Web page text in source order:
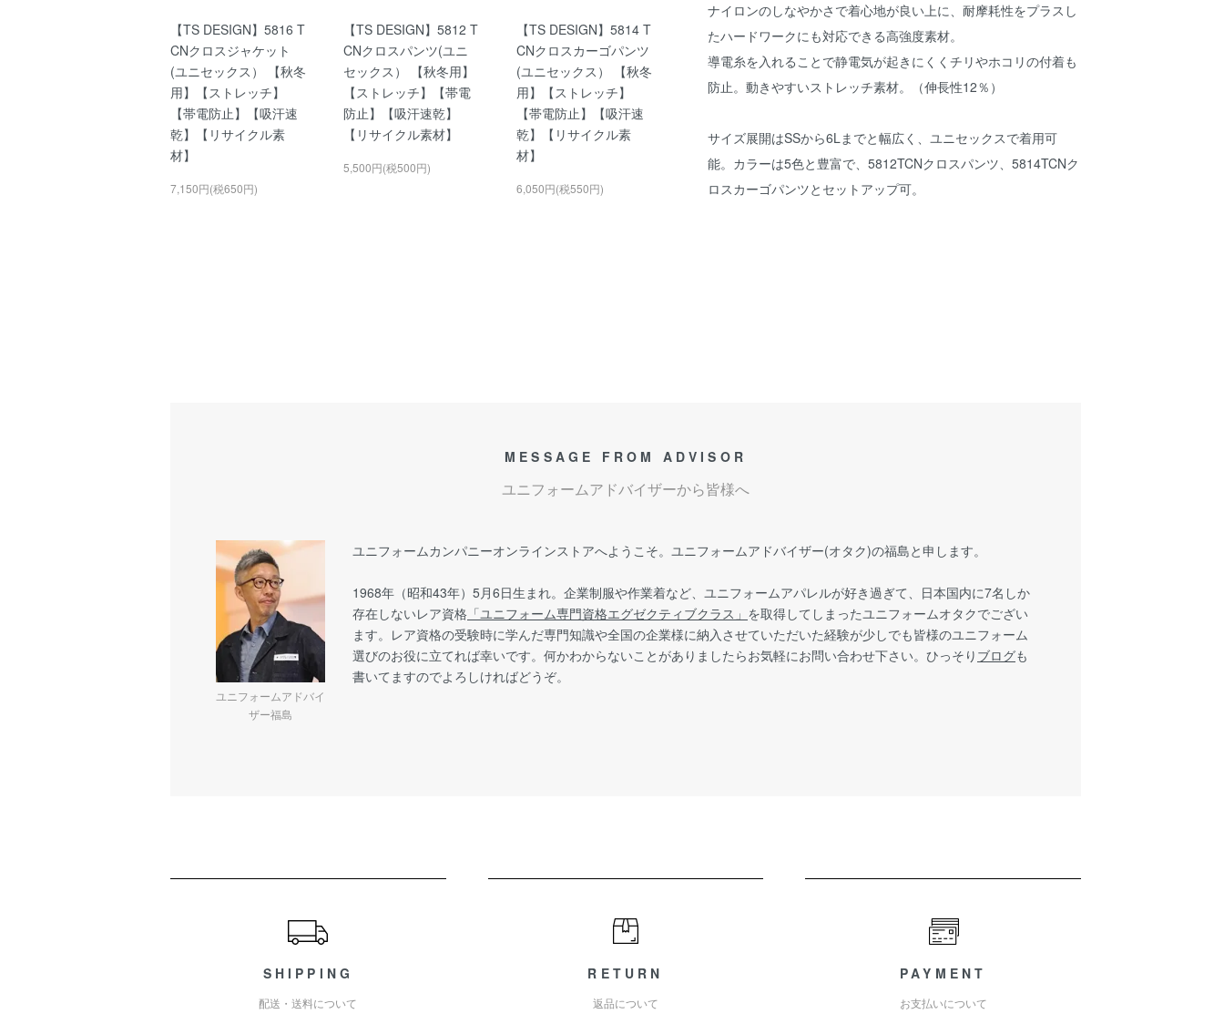
ナイロンのしなやかさで着心地が良い上に、耐摩耗性をプラスし
たハードワークにも対応できる高強度素材。
導電糸を入れることで静電気が起きにくくチリやホコリの付着も
防止。動きやすいストレッチ素材。（伸長性12％）
サイズ展開はSSから6Lまでと幅広く、ユニセックスで着用可
能。カラーは5色と豊富で、5812TCNクロスパンツ、5814TCNク
ロスカーゴパンツとセットアップ可。
【TS DESIGN】5816 T
CNクロスジャケット
(ユニセックス） 【秋冬
用】【ストレッチ】
【帯電防止】【吸汗速
乾】【リサイクル素
材】
7,150円(税650円)
【TS DESIGN】5812 T
CNクロスパンツ(ユニ
セックス） 【秋冬用】
【ストレッチ】【帯電
防止】【吸汗速乾】
【リサイクル素材】
5,500円(税500円)
【TS DESIGN】5814 T
CNクロスカーゴパンツ
(ユニセックス） 【秋冬
用】【ストレッチ】
【帯電防止】【吸汗速
乾】【リサイクル素
材】
6,050円(税550円)
MESSAGE FROM ADVISOR
ユニフォームアドバイザーから皆様へ
ユニフォームアドバイ
ザー福島
ユニフォームカンパニーオンラインストアへようこそ。ユニフォームアドバイザー(オタク)の福島と申します。
1968年（昭和43年）5月6日生まれ。企業制服や作業着など、ユニフォームアパレルが好き過ぎて、日本国内に7名しか
存在しないレア資格 「ユニフォーム専門資格エグゼクティブクラス」 を取得してしまったユニフォームオタクでござい
ます。レア資格の受験時に学んだ専門知識や全国の企業様に納入させていただいた経験が少しでも皆様のユニフォーム
選びのお役に立てれば幸いです。何かわからないことがありましたらお気軽にお問い合わせ下さい。ひっそり ブログも
書いてますのでよろしければどうぞ。
SHIPPING
配送・送料について
RETURN
返品について
PAYMENT
お支払いについて